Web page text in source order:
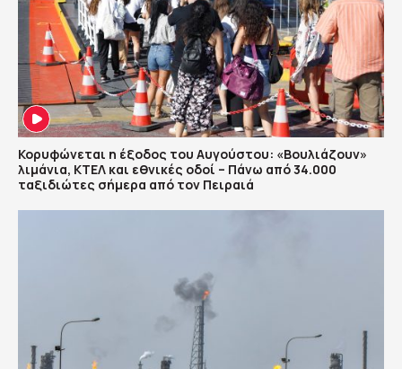
Κορυφώνεται η έξοδος του Αυγούστου: «Βουλιάζουν»
λιμάνια, ΚΤΕΛ και εθνικές οδοί – Πάνω από 34.000
ταξιδιώτες σήμερα από τον Πειραιά